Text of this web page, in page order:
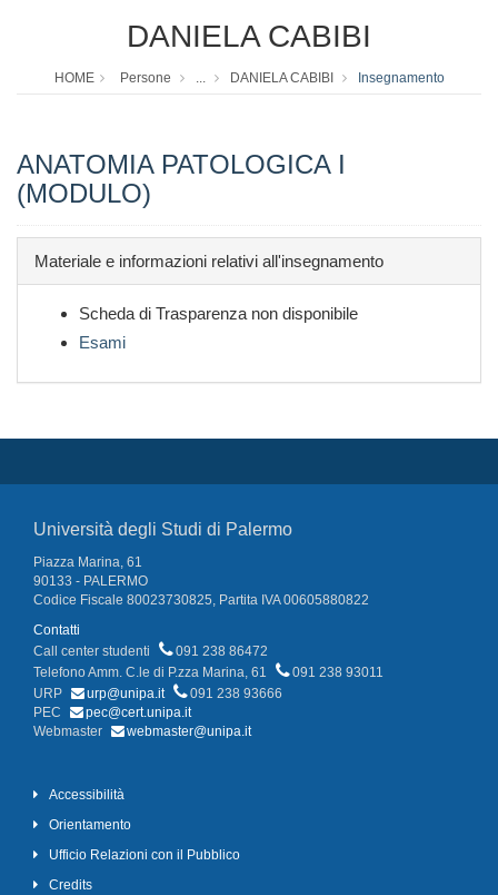
DANIELA CABIBI
HOME Persone ... DANIELA CABIBI Insegnamento
ANATOMIA PATOLOGICA I
(MODULO)
Materiale e informazioni relativi all'insegnamento
Scheda di Trasparenza non disponibile
Esami
Università degli Studi di Palermo
Piazza Marina, 61
90133 - PALERMO
Codice Fiscale 80023730825, Partita IVA 00605880822
Contatti
Call center studenti
091 238 86472
Telefono Amm. C.le di P.zza Marina, 61
091 238 93011
URP
urp@unipa.it
091 238 93666
PEC
pec@cert.unipa.it
Webmaster
webmaster@unipa.it
Accessibilità
Orientamento
Ufficio Relazioni con il Pubblico
Credits